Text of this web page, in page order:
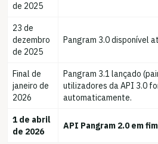
de 2025
23 de
dezembro
de 2025
Pangram 3.0 disponível
Final de
janeiro de
2026
Pangram 3.1 lançado
utilizadores da API 3.0
automaticamente.
1 de abril
de 2026
API Pangram 2.0 em